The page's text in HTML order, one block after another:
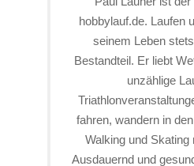
hobbylauf.de. Laufen
seinem Leben
Bestandteil. Er liebt
unzählige
fahren, wandern in
Walking und Skating
Ausdauernd und